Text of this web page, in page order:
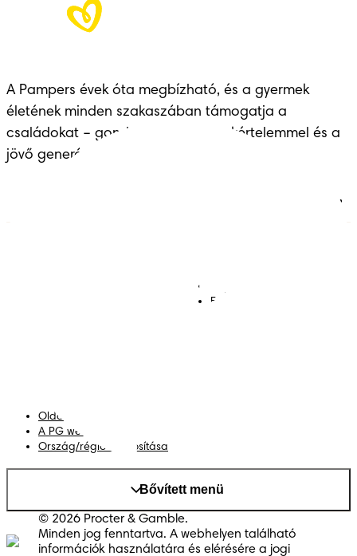
A Pampers évek óta megbízható, és a gyermek
életének minden szakaszában támogatja a
családokat – gondoskodással, szakértelemmel és a
jövő generációinak átadott örökséggel.
Felhasználási feltételek
Oldaltérkép
A PG weboldala
Ország/régió módosítása
Bővített menü
© 2026 Procter & Gamble.
Minden jog fenntartva. A webhelyen található
információk használatára és elérésére a jogi